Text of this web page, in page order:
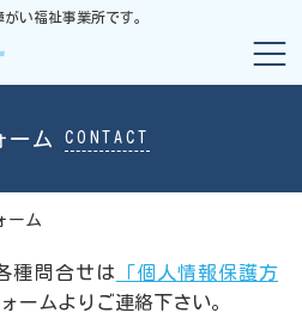
い福祉事業所です。
ーム CONTACT
ーム
種問合せは
「個人情報保護方
ームよりご連絡下さい。